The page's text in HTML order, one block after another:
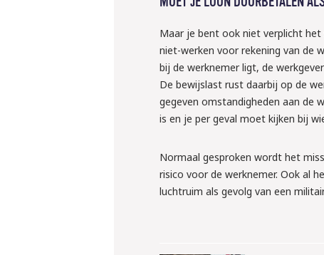
Maar je bent ook niet verplicht
niet-werken voor rekening van de
bij de werknemer ligt, de
De bewijslast rust daarbij op de
gegeven omstandigheden aan de
is en je per geval moet kijken bij
Normaal gesproken wordt het
risico voor de werknemer. Ook al
luchtruim als gevolg van een